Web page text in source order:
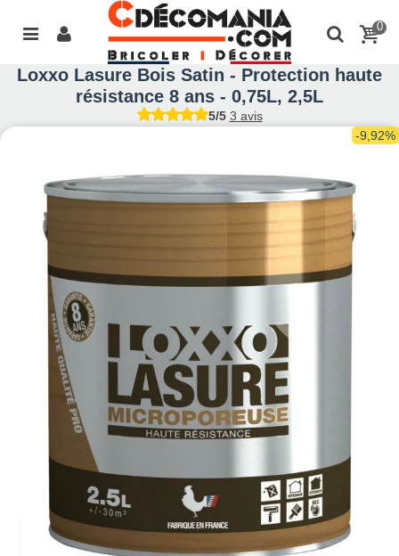
0
Loxxo Lasure Bois Satin - Protection haute
résistance 8 ans - 0,75L, 2,5L
5/5 3 avis
-9,92%